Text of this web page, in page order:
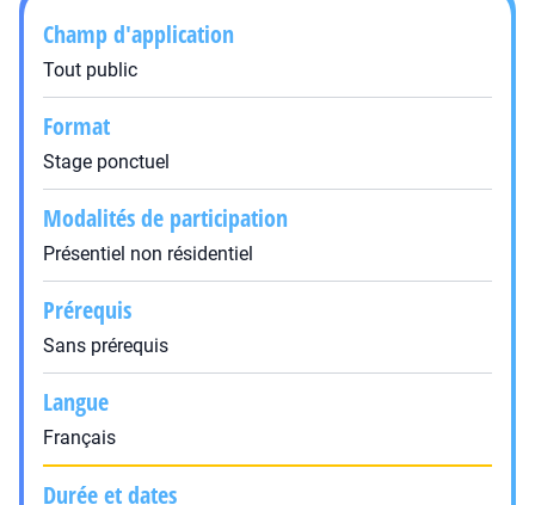
Champ d'application
Tout public
Format
Stage ponctuel
Modalités de participation
Présentiel non résidentiel
Prérequis
Sans prérequis
Langue
Français
Durée et dates